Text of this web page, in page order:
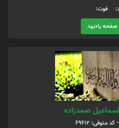
فوت:
صفحه یادبود
صمدزاده